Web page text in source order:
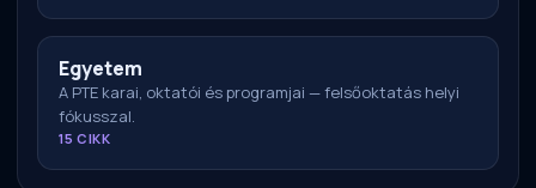
Egyetem
A PTE karai, oktatói és programjai — felsőoktatás helyi
fókusszal.
15 CIKK